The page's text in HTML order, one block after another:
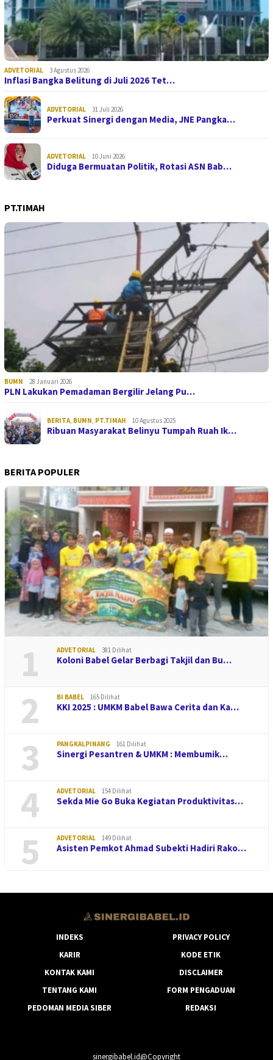
ADVETORIAL 3 Agustus 2026
Inflasi Bangka Belitung di Juli 2026 Tet…
ADVETORIAL 31 Juli 2026
Perkuat Sinergi dengan Media, JNE Pangka…
ADVETORIAL 10 Juni 2026
Diduga Bermuatan Politik, Rotasi ASN Bab…
PT.TIMAH
BUMN 28 Januari 2026
PLN Lakukan Pemadaman Bergilir Jelang Pu…
BERITA BUMN PT.TIMAH 10 Agustus 2025
Ribuan Masyarakat Belinyu Tumpah Ruah Ik…
BERITA POPULER
1 ADVETORIAL 381 Dilihat
Koloni Babel Gelar Berbagi Takjil dan Bu…
2 BI BABEL 165 Dilihat
KKI 2025 : UMKM Babel Bawa Cerita dan Ka…
3 PANGKALPINANG 161 Dilihat
Sinergi Pesantren & UMKM : Membumik…
4 ADVETORIAL 154 Dilihat
Sekda Mie Go Buka Kegiatan Produktivitas…
5 ADVETORIAL 149 Dilihat
Asisten Pemkot Ahmad Subekti Hadiri Rako…
INDEKS
PRIVACY POLICY
KARIR
KODE ETIK
KONTAK KAMI
DISCLAIMER
TENTANG KAMI
FORM PENGADUAN
PEDOMAN MEDIA SIBER
REDAKSI
sinergibabel.id@Copyright